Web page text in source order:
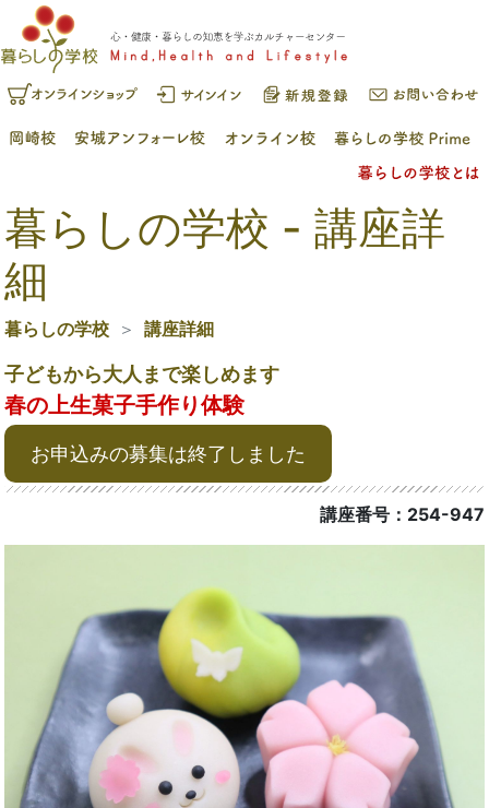
暮らしの学校 - 講座詳
細
暮らしの学校 講座詳細
子どもから大人まで楽しめます
春の上生菓子手作り体験
お申込みの募集は終了しました
講座番号：254-947